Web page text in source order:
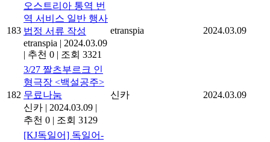
183
오스트리아 통역 번
역 서비스 일반 행사
법정 서류 작성
etranspia | 2024.03.09
| 추천 0 | 조회 3321
etranspia 2024.03.09
182
3/27 짤츠부르크 인
형극장 <백설공주>
무료나눔
신카 | 2024.03.09 |
추천 0 | 조회 3129
신카 2024.03.09
[KJ독일어] 독일어-